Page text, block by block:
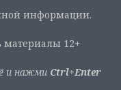
информации.
материалы 12+
и нажми Ctrl+Enter